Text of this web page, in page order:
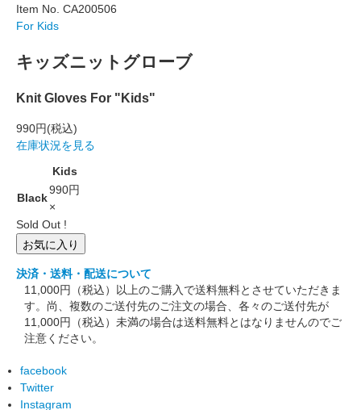
Item No. CA200506
For Kids
キッズニットグローブ
Knit Gloves For "Kids"
990円(税込)
在庫状況を見る
Kids
Black
990円
×
Sold Out !
お気に入り
決済・送料・配送について
11,000円（税込）以上のご購入で送料無料とさせていただきま
す。尚、複数のご送付先のご注文の場合、各々のご送付先が
11,000円（税込）未満の場合は送料無料とはなりませんのでご
注意ください。
facebook
Twitter
Instagram